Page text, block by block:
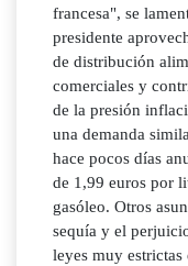
francesa", se
presidente
de distribución
comerciales y
de la presión
una demanda
hace pocos días
de 1,99 euros por
gasóleo. Otros
sequía y el
leyes muy